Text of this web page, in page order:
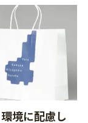
境に配慮し